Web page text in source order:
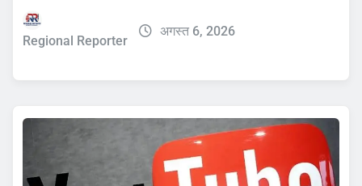
Regional Reporter
अगस्त 6, 2026